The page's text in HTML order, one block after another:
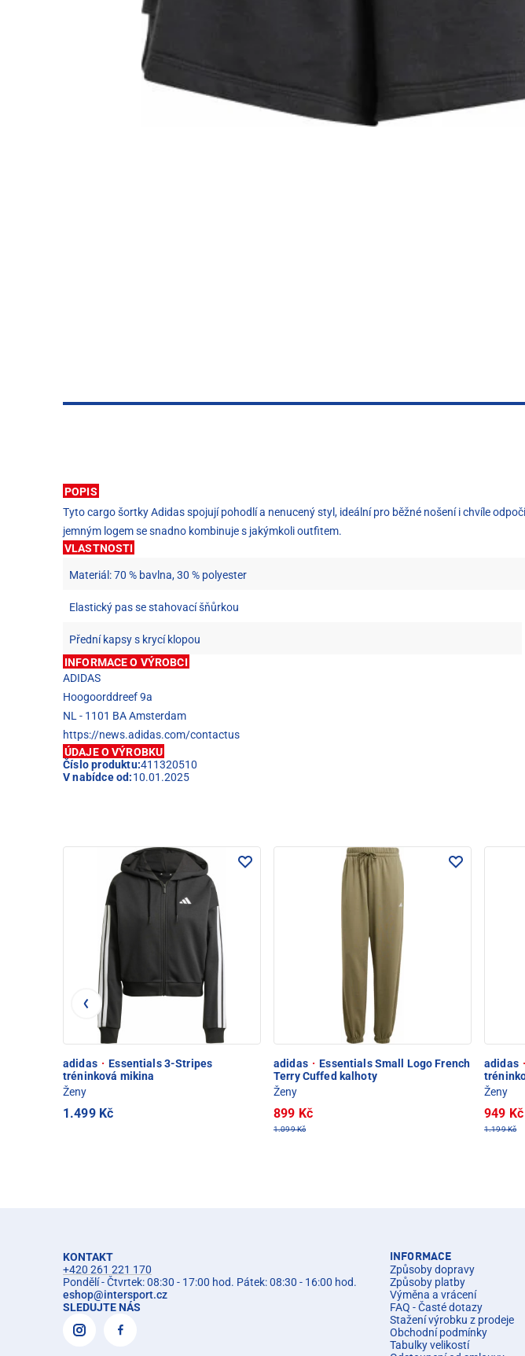
POPIS
Tyto cargo šortky Adidas spojují pohodlí a nenucený styl, ideální pro běžné nošení i chvíle
jemným logem se snadno kombinuje s jakýmkoli outfitem.
VLASTNOSTI
Materiál: 70 % bavlna, 30 % polyester
Elastický pas se stahovací šňůrkou
Přední kapsy s krycí klopou
INFORMACE O VÝROBCI
ADIDAS
Hoogoorddreef 9a
NL - 1101 BA Amsterdam
https://news.adidas.com/contactus
ÚDAJE O VÝROBKU
Číslo produktu:411320510
V nabídce od:10.01.2025
adidas · Essentials 3-Stripes
tréninková mikina
Ženy
1.499 Kč
adidas · Essentials Small Logo French
Terry Cuffed kalhoty
Ženy
899 Kč
1.099 Kč
adidas ·
Ženy
949 Kč
1.199 Kč
KONTAKT
+420 261 221 170
Pondělí - Čtvrtek: 08:30 - 17:00 hod. Pátek: 08:30 - 16:00 hod.
eshop@intersport.cz
SLEDUJTE NÁS
INFORMACE
Způsoby dopravy
Způsoby platby
Výměna a vrácení
FAQ - Časté dotazy
Stažení výrobku z prodeje
Obchodní podmínky
Tabulky velikostí